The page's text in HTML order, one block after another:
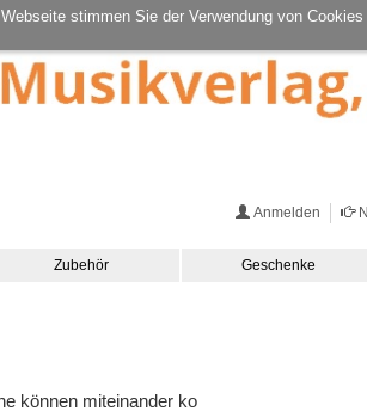
stimmen Sie der Verwendung von Cookies
Anmelden
Zubehör Geschenke
können miteinander ko